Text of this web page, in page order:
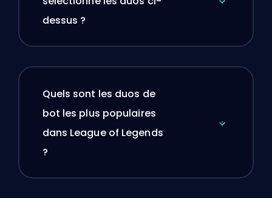
dessus ?
Quels sont les duos de
bot les plus populaires
dans League of Legends
?